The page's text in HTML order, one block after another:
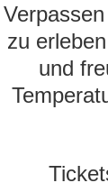
zu
und